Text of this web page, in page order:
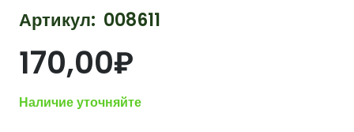
Артикул: 008611
170,00₽
Наличие уточняйте